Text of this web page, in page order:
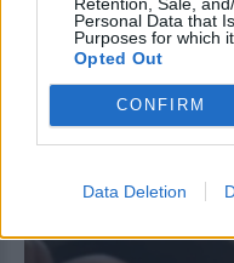
Personal Data that
Purposes for which
Opted Out
CONFIRM
Data Deletion
Ο